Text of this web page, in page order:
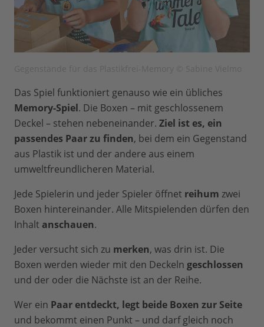
Das Spiel funktioniert genauso wie ein übliches
Memory-Spiel. Die Boxen – mit geschlossenem
Deckel – stehen nebeneinander. Ziel ist es, ein
passendes Paar zu finden, bei dem ein Gegenstand
aus Plastik ist und der andere aus einem
umweltfreundlicheren Material.
Jede Spielerin und jeder Spieler öffnet reihum zwei
Boxen hintereinander. Alle Mitspielenden dürfen den
Inhalt anschauen.
Jeder versucht sich zu merken, was drin ist. Die
Boxen werden wieder mit den Deckeln geschlossen
und der oder die Nächste ist an der Reihe.
Wer ein Paar entdeckt, legt beide Boxen zur Seite
und bekommt einen Punkt – und darf gleich noch